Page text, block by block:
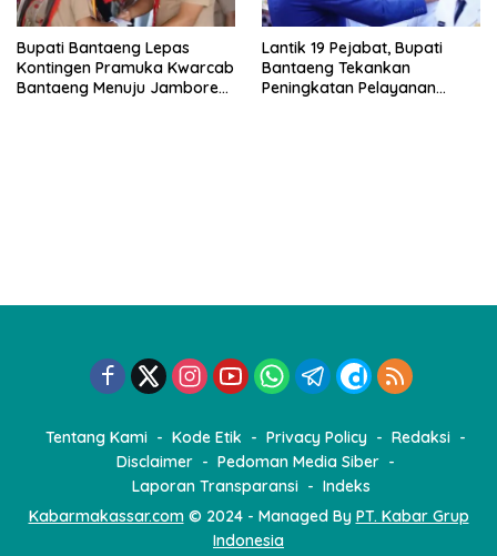
Bupati Bantaeng Lepas
Kontingen Pramuka Kwarcab
Bantaeng Menuju Jambore
Lantik 19 Pejabat, Bupati
Bantaeng Tekankan
Peningkatan Pelayanan
Tentang Kami Kode Etik Privacy Policy
Redaksi
Disclaimer
Pedoman Media Siber
Laporan Transparansi
Indeks
Kabarmakassar.com© 2024 - Managed By PT. Kabar Grup
Indonesia